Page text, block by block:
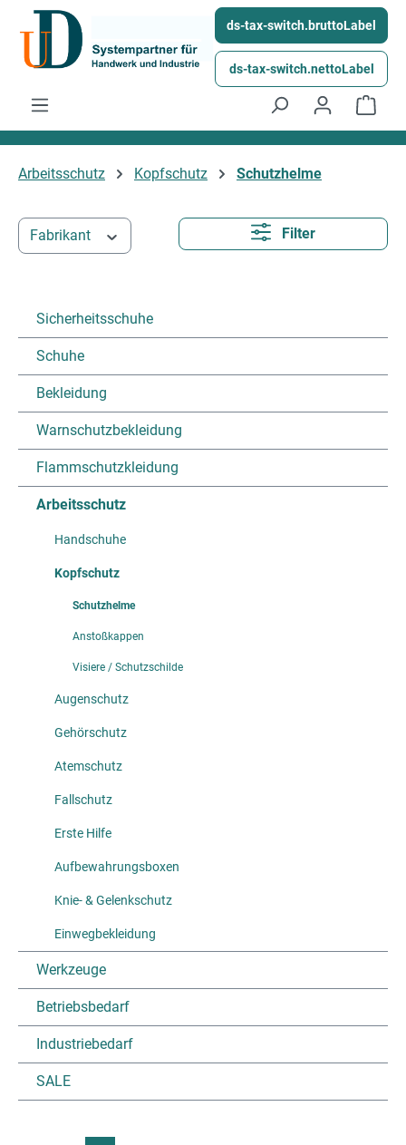
Ga naar de hoofdinhoud ds-tax-switch.bruttoLabel
ds-tax-switch.nettoLabel
Arbeitsschutz Kopfschutz Schutzhelme
Fabrikant Filter
Sicherheitsschuhe
Schuhe
Bekleidung
Warnschutzbekleidung
Flammschutzkleidung
Arbeitsschutz
Handschuhe
Kopfschutz
Schutzhelme
Anstoßkappen
Visiere / Schutzschilde
Augenschutz
Gehörschutz
Atemschutz
Fallschutz
Erste Hilfe
Aufbewahrungsboxen
Knie- & Gelenkschutz
Einwegbekleidung
Werkzeuge
Betriebsbedarf
Industriebedarf
SALE